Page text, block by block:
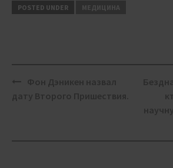
POSTED UNDER МЕДИЦИНА
Post